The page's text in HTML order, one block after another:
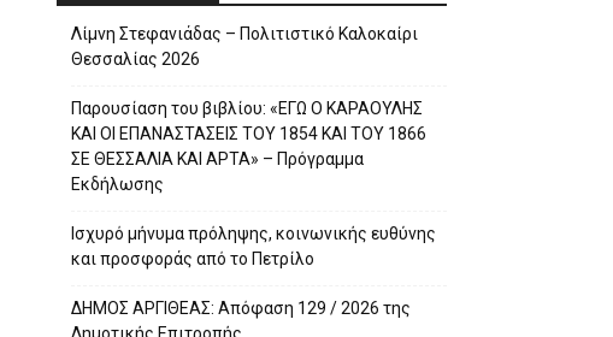
Λίμνη Στεφανιάδας – Πολιτιστικό Καλοκαίρι
Θεσσαλίας 2026
Παρουσίαση του βιβλίου: «ΕΓΩ Ο ΚΑΡΑΟΥΛΗΣ
ΚΑΙ ΟΙ ΕΠΑΝΑΣΤΑΣΕΙΣ ΤΟΥ 1854 ΚΑΙ ΤΟΥ 1866
ΣΕ ΘΕΣΣΑΛΙΑ ΚΑΙ ΑΡΤΑ» – Πρόγραμμα
Εκδήλωσης
Ισχυρό μήνυμα πρόληψης, κοινωνικής ευθύνης
και προσφοράς από το Πετρίλο
ΔΗΜΟΣ ΑΡΓΙΘΕΑΣ: Απόφαση 129 / 2026 της